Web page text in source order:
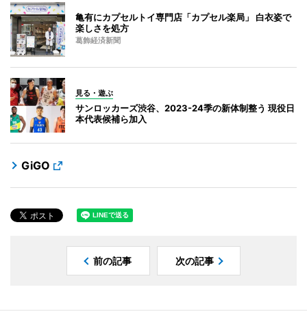
亀有にカプセルトイ専門店「カプセル楽局」 白衣姿で
楽しさを処方
葛飾経済新聞
見る・遊ぶ
サンロッカーズ渋谷、2023-24季の新体制整う 現役日
本代表候補ら加入
GiGO
前の記事 次の記事